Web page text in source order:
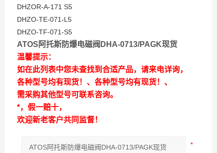
DHZOR-A-171 S5
DHZO-TE-071-L5
DHZO-TF-071-S5
ATOS阿托斯防爆电磁阀DHA-0713/PAGK现货
温馨提示：
如在此列表中您未查找到合适产品，请来电详询，
各种型号均有现货！、各种型号均有现货！、
需采购其他型号可联系咨询。
*，假一赔十，
欢迎新老客户共同监督！